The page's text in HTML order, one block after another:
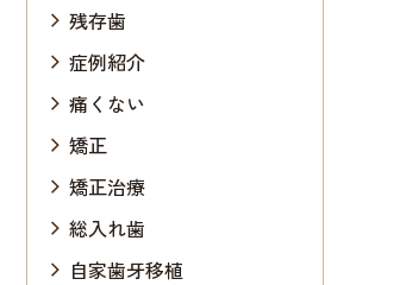
残存歯
症例紹介
痛くない
矯正
矯正治療
総入れ歯
自家歯牙移植